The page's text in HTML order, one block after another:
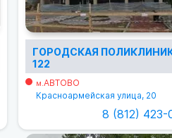
ГОРОДСКАЯ
122
м.АВТОВО
Красноармейская улица, 20
8 (812) 423-